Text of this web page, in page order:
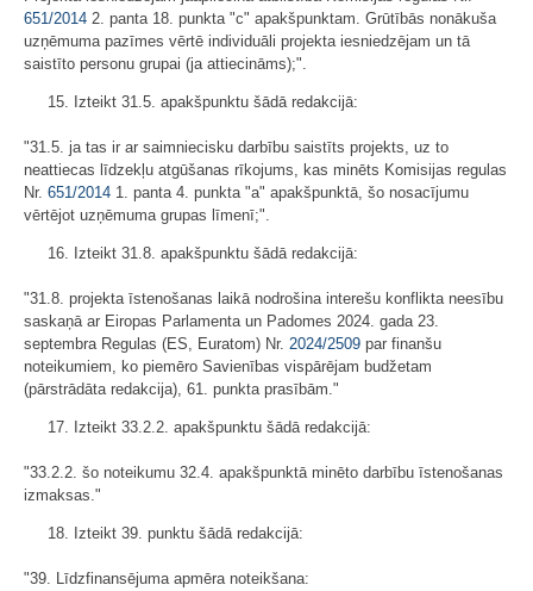
651/2014 2. panta 18. punkta "c" apakšpunktam. Grūtībās nonākuša
uzņēmuma pazīmes vērtē individuāli projekta iesniedzējam un tā
saistīto personu grupai (ja attiecināms);".
15. Izteikt 31.5. apakšpunktu šādā redakcijā:
"31.5. ja tas ir ar saimniecisku darbību saistīts projekts, uz to
neattiecas līdzekļu atgūšanas rīkojums, kas minēts Komisijas regulas
Nr. 651/2014 1. panta 4. punkta "a" apakšpunktā, šo nosacījumu
vērtējot uzņēmuma grupas līmenī;".
16. Izteikt 31.8. apakšpunktu šādā redakcijā:
"31.8. projekta īstenošanas laikā nodrošina interešu konflikta neesību
saskaņā ar Eiropas Parlamenta un Padomes 2024. gada 23.
septembra Regulas (ES, Euratom) Nr. 2024/2509 par finanšu
noteikumiem, ko piemēro Savienības vispārējam budžetam
(pārstrādāta redakcija), 61. punkta prasībām."
17. Izteikt 33.2.2. apakšpunktu šādā redakcijā:
"33.2.2. šo noteikumu 32.4. apakšpunktā minēto darbību īstenošanas
izmaksas."
18. Izteikt 39. punktu šādā redakcijā:
"39. Līdzfinansējuma apmēra noteikšana: